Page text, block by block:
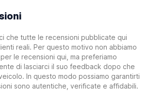
che tutte le recensioni pubblicate qui
reali. Per questo motivo non abbiamo
le recensioni qui, ma preferiamo
di lasciarci il suo feedback dopo che
In questo modo possiamo garantirti
sono autentiche, verificate e affidabili.